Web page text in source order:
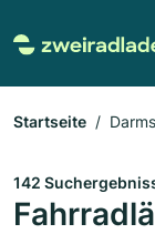
Startseite
142